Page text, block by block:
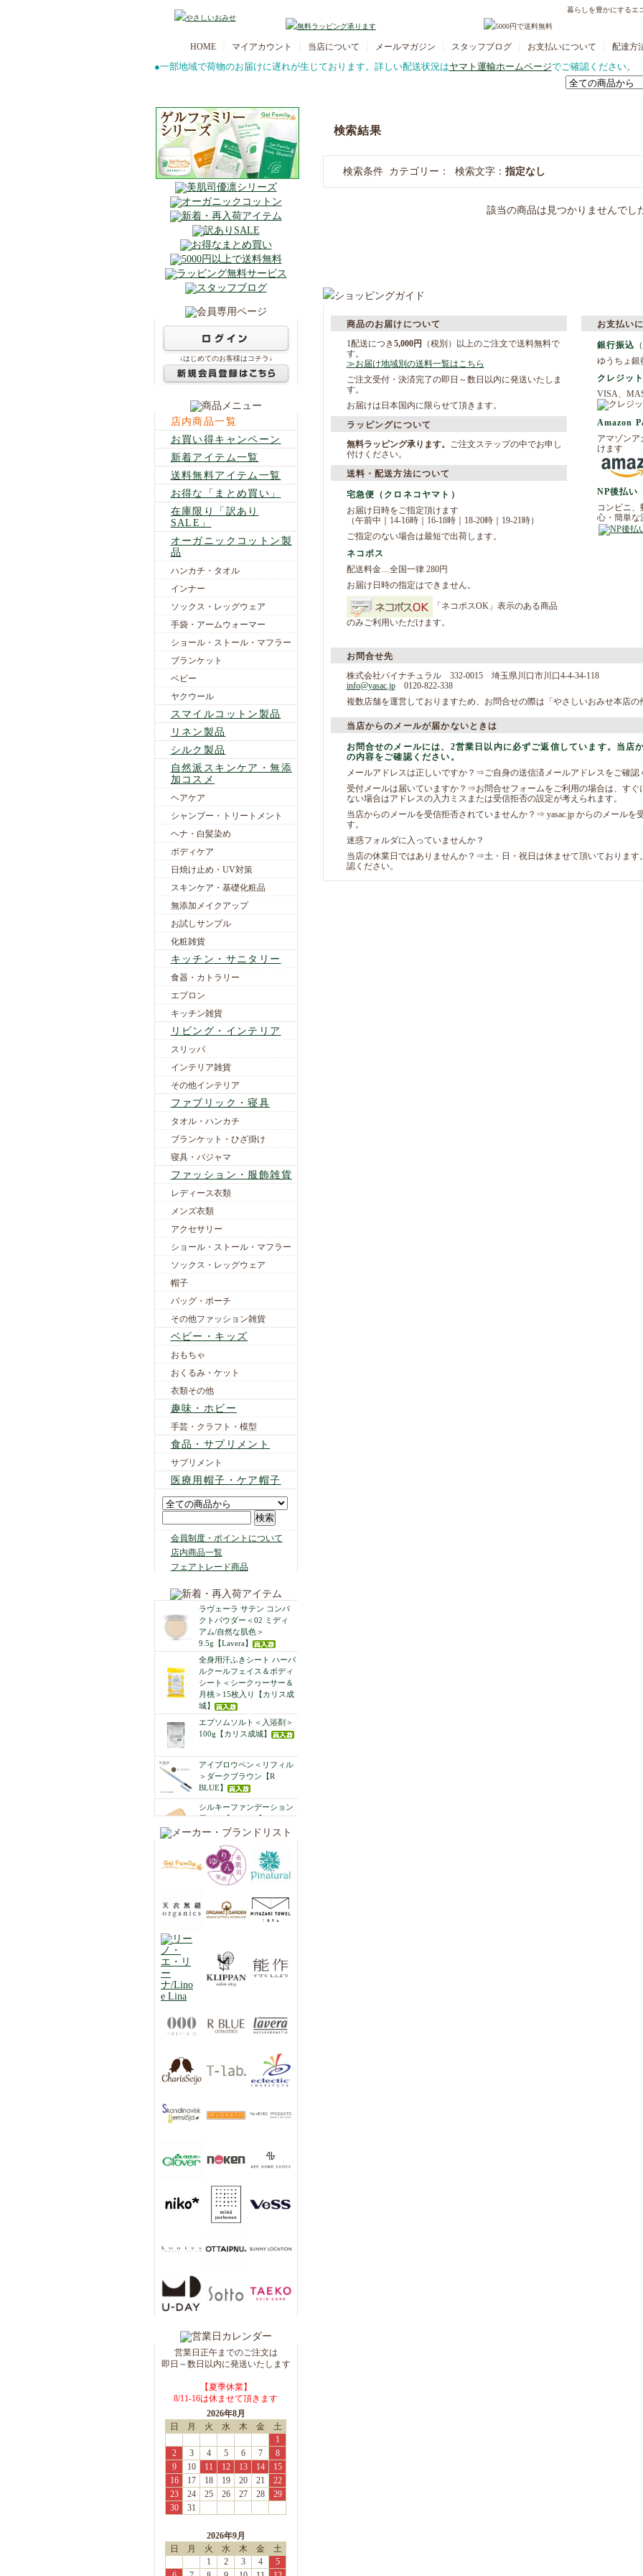
暮らしを豊かにするエ
HOME マイアカウント 当店について メールマガジン スタッフブログ お支払いについて 配達方
●一部地域で荷物のお届けに遅れが生じております。詳しい配送状況はヤマト運輸ホームページでご確認ください。
↓はじめてのお客様はコチラ↓
店内商品一覧
お買い得キャンペーン
新着アイテム一覧
送料無料アイテム一覧
お得な「まとめ買い」
在庫限り「訳あり
SALE」
オーガニックコットン製
品
ハンカチ・タオル
インナー
ソックス・レッグウェア
手袋・アームウォーマー
ショール・ストール・マフラー
ブランケット
ベビー
ヤクウール
スマイルコットン製品
リネン製品
シルク製品
自然派スキンケア・無添
加コスメ
ヘアケア
シャンプー・トリートメント
ヘナ・白髪染め
ボディケア
日焼け止め・UV対策
スキンケア・基礎化粧品
無添加メイクアップ
お試しサンプル
化粧雑貨
キッチン・サニタリー
食器・カトラリー
エプロン
キッチン雑貨
リビング・インテリア
スリッパ
インテリア雑貨
その他インテリア
ファブリック・寝具
タオル・ハンカチ
ブランケット・ひざ掛け
寝具・パジャマ
ファッション・服飾雑貨
レディース衣類
メンズ衣類
アクセサリー
ショール・ストール・マフラー
ソックス・レッグウェア
帽子
バッグ・ポーチ
その他ファッション雑貨
ベビー・キッズ
おもちゃ
おくるみ・ケット
衣類その他
趣味・ホビー
手芸・クラフト・模型
食品・サプリメント
サプリメント
医療用帽子・ケア帽子
会員制度・ポイントについて
店内商品一覧
フェアトレード商品
ラヴェーラ サテン コンパ
クトパウダー＜02 ミディ
アム/自然な肌色＞
9.5g【Lavera】
全身用汗ふきシート ハーバ
ルクールフェイス＆ボディ
シート＜シークヮーサー＆
月桃＞15枚入り【カリス成
城】
エプソムソルト＜入浴剤＞
100g【カリス成城】
アイブロウペン＜リフィル
＞ダークブラウン【R
BLUE】
シルキーファンデーション
用パフ【R BLUE】
UVプロテクトエッセンス
50ml【R BLUE】
ミント オーガニック オイ
ル 10mL【カリス成城】
ーガニック オイル
10mL【カリス成城】
45ml【カリス成城】
個包装ハーブティー ペパー
ハーブ専門店ののど飴 ミ
ラヴェーラ サテン コンパ
明るい肌色＞
9.5g【Lavera】
エプソムソルト＜入浴剤＞
城】
ラヴェーラ マウスウォッシ
夜にゆったりピローミスト
50ml【カリス成城】
ベーシック リップバーム
4.5g【Lavera】
サンスクリーン
SPF50+/PA++++ 35mL
【TAEKO】
スキンケアファンデーショ
ンS＜02 アイボリー＞
30ml【R BLUE】 ※リニ
フェイス＆ボディ 50ml【R
BLUE】
マイルドソープ 100g【R
営業日正午までのご注文は
即日～数日以内に発送いたします
【夏季休業】
8/11-16は休ませて頂きます
2026年8月
日
月 火 水 木 金
土
1
2
3 4 5 6 7
8
9
10 11 12 13 14
15
16
17 18 19 20 21
22
23
24 25 26 27 28
29
30
31
2026年9月
日
月 火 水 木 金
土
1
2 3 4
5
検索結果
検索条件 カテゴリー： 検索文字： 指定なし
該当の商品は見つかりませんでし
商品のお届けについて
1配送につき5,000円
（税別）以上のご注文で送料無料で
す。
≫お届け地域別の送料一覧はこちら
ご注文受付・決済完了の即日～数日以内に発送いたしま
す。
お届けは日本国内に限らせて頂きます。
ラッピングについて
無料ラッピング承ります。 ご注文ステップの中でお申し
付けください。
送料・配送方法について
宅急便（クロネコヤマト）
お届け日時をご指定頂けます
（午前中｜14-16時｜16-18時｜18-20時｜19-21時）
ご指定のない場合は最短で出荷します。
ネコポス
配送料金…全国一律 280円
お届け日時の指定はできません。
「ネコポスOK」表示のある商品
のみご利用いただけます。
お支払い
銀行振込
ゆうちょ銀
クレジッ
VISA、
Amazon
アマゾンア
けます
NP後払い
コンビニ、
心・簡単な
お問合せ先
株式会社パイナチュラル 332-0015 埼玉県川口市川口4-4-34-118
info@yasac.jp0120-822-338
複数店舗を運営しておりますため、お問合せの際は「やさしいおみせ本店の
当店からのメールが届かないときは
お問合せのメールには、2営業日以内に必ずご返信しています。当店
の内容をご確認ください。
メールアドレスは正しいですか？⇒ご自身の送信済メールアドレスをご確認
受付メールは届いていますか？⇒お問合せフォームをご利用の場合は、す
ない場合はアドレスの入力ミスまたは受信拒否の設定が考えられます。
当店からのメールを受信拒否されていませんか？⇒ yasac.jp からのメールを
す。
迷惑フォルダに入っていませんか？
当店の休業日ではありませんか？⇒土・日・祝日は休ませて頂いております
認ください。